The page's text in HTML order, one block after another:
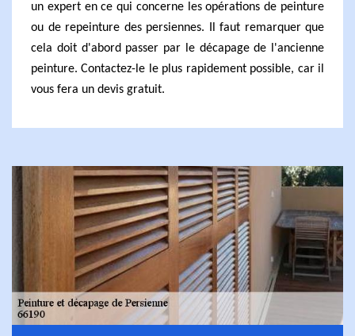
un expert en ce qui concerne les opérations de peinture
ou de repeinture des persiennes. Il faut remarquer que
cela doit d'abord passer par le décapage de l'ancienne
peinture. Contactez-le le plus rapidement possible, car il
vous fera un devis gratuit.